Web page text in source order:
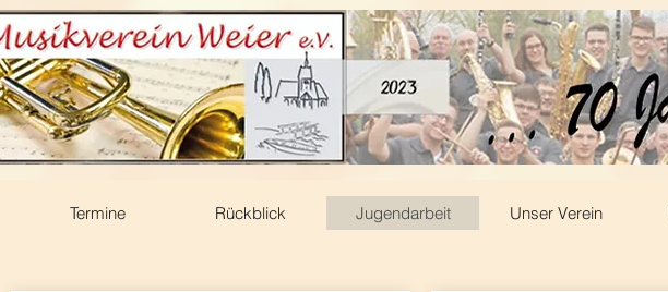
Termine Rückblick Jugendarbeit Unser Verein